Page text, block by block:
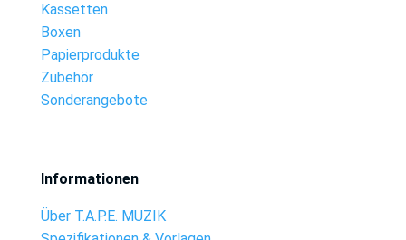
Kassetten
Boxen
Papierprodukte
Zubehör
Sonderangebote
Informationen
Über T.A.P.E. MUZIK